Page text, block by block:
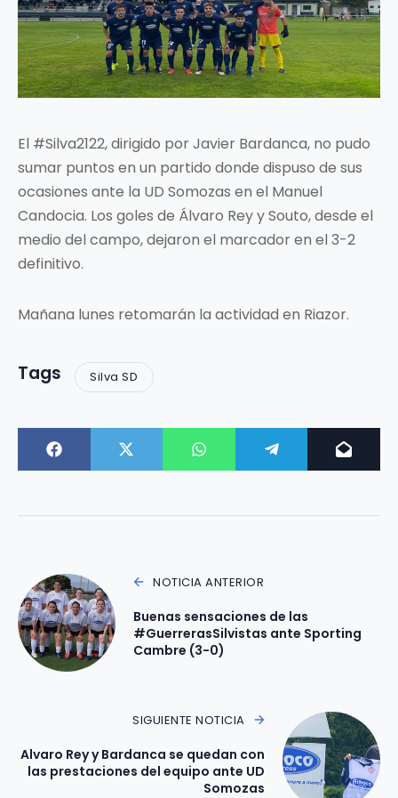
El #Silva2122, dirigido por Javier Bardanca, no pudo
sumar puntos en un partido donde dispuso de sus
ocasiones ante la UD Somozas en el Manuel
Candocia. Los goles de Álvaro Rey y Souto, desde el
medio del campo, dejaron el marcador en el 3-2
definitivo.
Mañana lunes retomarán la actividad en Riazor.
Tags Silva SD
NOTICIA ANTERIOR
Buenas sensaciones de las
#GuerrerasSilvistas ante Sporting
Cambre (3-0)
SIGUIENTE NOTICIA
Alvaro Rey y Bardanca se quedan con
las prestaciones del equipo ante UD
Somozas